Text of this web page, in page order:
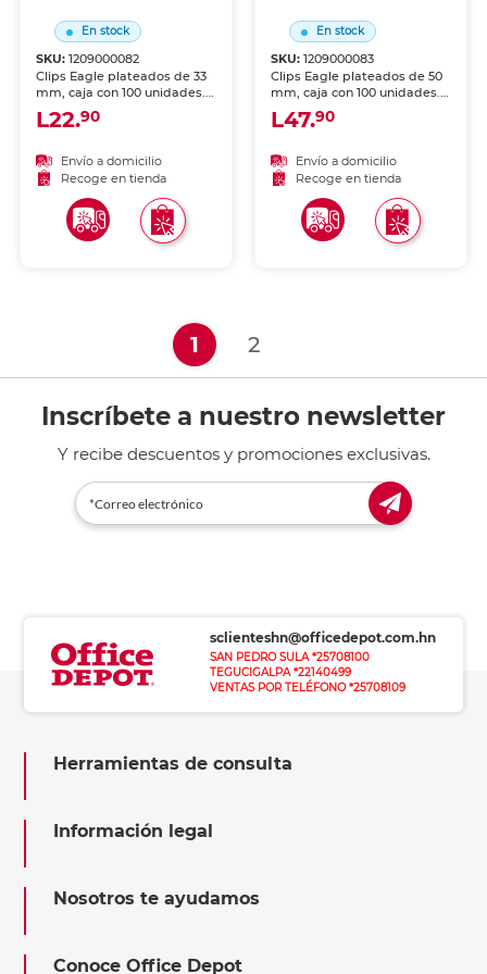
En stock
SKU:1209000082
Clips Eagle plateados de 33
mm, caja con 100 unidades.
Tamaño estándar para uso
diario en oficina. Fabricados
niquelado resistente. Ideales
para sujetar documentos de
pocas páginas.
L22.90
Envío a domicilio
Recoge en tienda
En stock
SKU: 1209000083
Clips Eagle plateados de 50
mm, caja con 100 unidades.
Tamaño jumbo para sujetar
mayor cantidad de hojas.
acero niquelado de alta
calidad. Ideales para
documentos voluminosos.
L47.90
Envío a domicilio
Recoge en tienda
1(current)
2
Inscríbete a nuestro newsletter
Y recibe descuentos y promociones exclusivas.
sclienteshn@officedepot.com.hn
SAN PEDRO SULA *25708100
TEGUCIGALPA *22140499
VENTAS POR TELÉFONO *25708109
Herramientas de consulta
Información legal
Nosotros te ayudamos
Conoce Office Depot